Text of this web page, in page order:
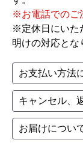
※お電話でのご
※定休日にいた
明けの対応とな
お支払い方法
キャンセル、
お届けについ